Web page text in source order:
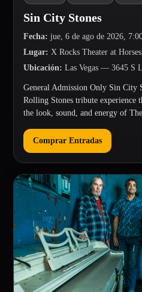
Sin City Stones
Fecha: jue, 6 de ago de 2026,
Lugar: X Rocks Theater at
Ubicación: Las Vegas — 3645 S
General Admission Only Sin City
Rolling Stones tribute experience
the look, sound, and energy of
Comprar Entradas